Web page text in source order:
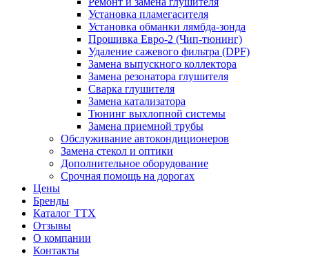
Установка пламегасителя
Установка обманки лямбда-зонда
Прошивка Евро-2 (Чип-тюнинг)
Удаление сажевого фильтра (DPF)
Замена выпускного коллектора
Замена резонатора глушителя
Сварка глушителя
Замена катализатора
Тюнинг выхлопной системы
Замена приемной трубы
Обслуживание автокондиционеров
Замена стекол и оптики
Дополнительное оборудование
Срочная помощь на дорогах
Цены
Бренды
Каталог ТТХ
Отзывы
О компании
Контакты